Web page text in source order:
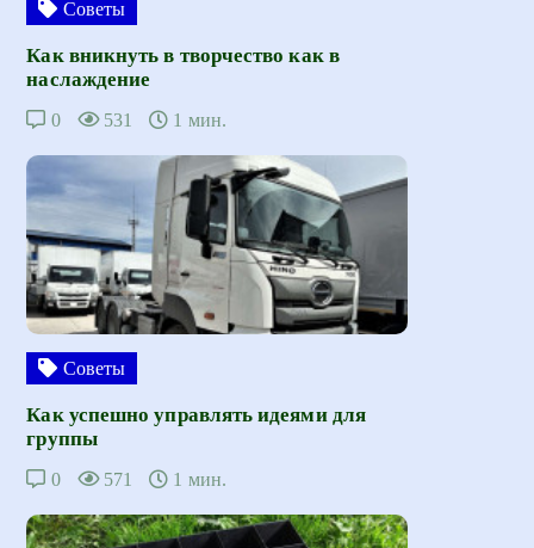
Советы
Как вникнуть в творчество как в
наслаждение
0 531 1 мин.
Советы
Как успешно управлять идеями для
группы
0 571 1 мин.